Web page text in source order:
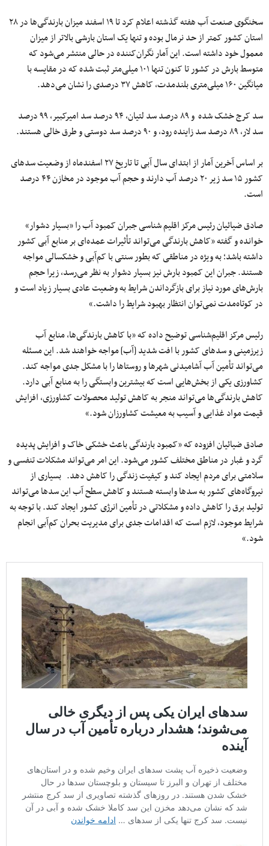
سخنگوی صنعت آب هفته گذشته اعلام کرد تا ۱۹ اسفند میزان بارندگی‌ها در ۲۸
استان کشور کمتر از حد نرمال بوده و تنها یک استان بارشی بالاتر از میزان
معمول خود داشته است. این آمار نگران‌کننده در حالی منتشر می‌شود که
متوسط بارش در کشور تا کنون تنها ۱۰۱ میلی‌متر ثبت شده که در مقایسه با
میانگین ۱۶۰ میلی‌متری بلندمدت، کاهش ۳۷ درصدی را نشان می‌دهد.
سد کرج خشک شده و ۸۹ درصد سد لتیان، ۹۴ درصد سد امیرکبیر، ۹۹ درصد
سد لار، ۸۹ درصد سد زاینده رود، و ۹۰ درصد سد دوستی و طرق خالی هستند.
بر اساس آخرین آمار از ابتدای سال آبی تا تاریخ ۲۷ اسفندماه از وضعیت سدهای
کشور ۱۵ سد زیر ۲۰ درصد آب دارند و حجم آب موجود در مخازن ۴۴ درصد
است.
صادق ضیائیان رئیس مرکز اقلیم شناسی جبران کمبود آب را «بسیار دشوار»
خوانده و گفته «کاهش بارندگی می‌تواند تأثیرات عمده‌ای بر منابع آبی کشور
داشته باشد؛ به‌ ویژه در مناطقی که بطور سنتی با کم‌آبی و خشکسالی مواجه
هستند. جبران این کمبود بارش نیز بسیار دشوار به نظر می‌رسد، زیرا حجم
بارش‌های مورد نیاز برای بازگرداندن شرایط به وضعیت عادی بسیار زیاد است و
در کوتاه‌مدت نمی‌توان انتظار بهبود شرایط را داشت.»
رئیس مرکز اقلیم‌شناسی توضیح داده که «با کاهش بارندگی‌ها، منابع آب
زیرزمینی و سدهای کشور با افت شدید [آب] مواجه خواهند شد. این مسئله
می‌تواند تأمین آب آشامیدنی شهرها و روستاها را با مشکل جدی مواجه کند.
کشاورزی یکی از بخش‌هایی است که بیشترین وابستگی را به منابع آبی دارد.
کاهش بارندگی‌ها می‌تواند منجر به کاهش تولید محصولات کشاورزی، افزایش
قیمت مواد غذایی و آسیب به معیشت کشاورزان شود.»
صادق ضیائیان افزوده که «کمبود بارندگی باعث خشکی خاک و افزایش پدیده
گرد و غبار در مناطق مختلف کشور می‌شود. این امر می‌تواند مشکلات تنفسی و
سلامتی برای مردم ایجاد کند و کیفیت زندگی را کاهش دهد. بسیاری از
نیروگاه‌های کشور به سدها وابسته هستند و کاهش سطح آب این سدها می‌تواند
تولید برق را کاهش داده و مشکلاتی در تأمین انرژی کشور ایجاد کند. با توجه به
شرایط موجود، لازم است که اقدامات جدی برای مدیریت بحران کم‌آبی انجام
شود.»